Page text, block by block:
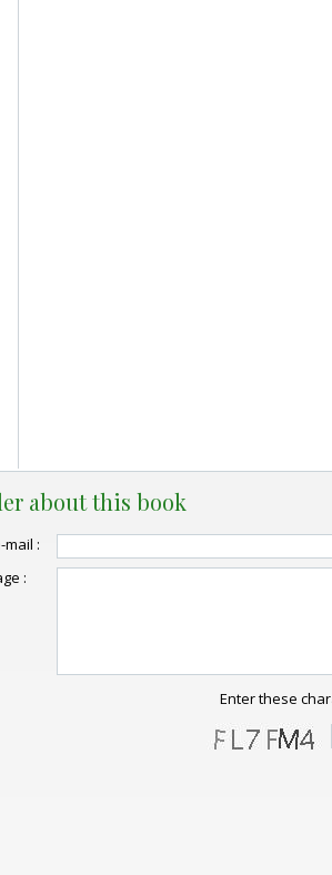
about this book
mail :
:
Enter these